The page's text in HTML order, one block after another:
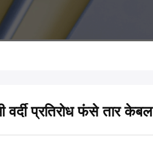
वर्दी प्रतिरोध फंसे तार केबल